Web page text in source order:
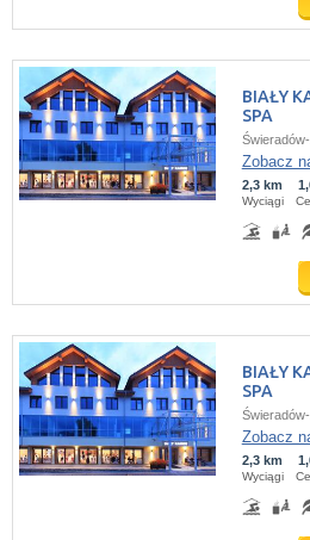
BIAŁY
SPA
Zobacz
2,3 km
Wyciągi
BIAŁY
SPA
Zobacz
2,3 km
Wyciągi